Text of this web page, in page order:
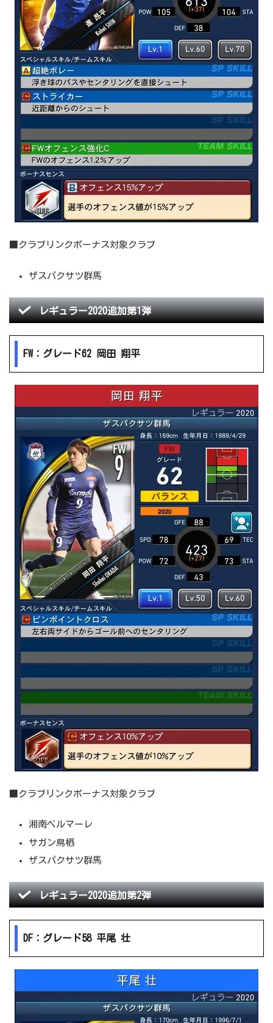
■クラブリンクボーナス対象クラブ
ザスパクサツ群馬
レギュラー2020追加第1弾
FW：グレード62 岡田 翔平
■クラブリンクボーナス対象クラブ
湘南ベルマーレ
サガン鳥栖
ザスパクサツ群馬
レギュラー2020追加第2弾
DF：グレード58 平尾 壮